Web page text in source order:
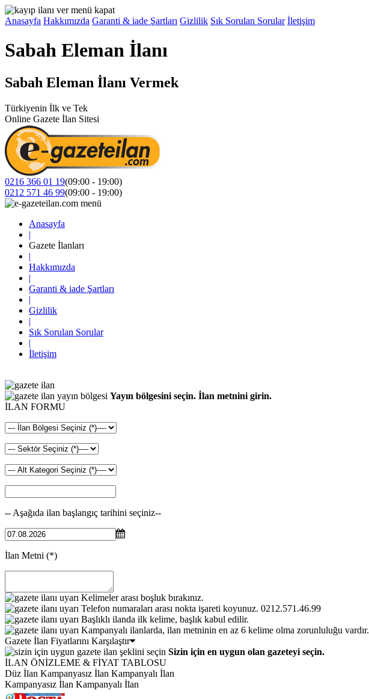
Anasayfa Hakkımızda Garanti & iade Şartları Gizlilik Sık Sorulan Sorular İletişim
Sabah Eleman İlanı
Sabah Eleman İlanı Vermek
Türkiyenin İlk ve Tek
Online Gazete İlan Sitesi
0216 366 01 19(09:00 - 19:00)
0212 571 46 99(09:00 - 19:00)
Anasayfa
|
Gazete İlanları
|
Hakkımızda
|
Garanti & iade Şartları
|
Gizlilik
|
Sık Sorulan Sorular
|
İletişim
Yayın bölgesini seçin. İlan metnini girin.
İLAN FORMU
-- Aşağıda ilan başlangıç tarihini seçiniz--
İlan Metni (*)
Kelimeler arası boşluk bırakınız.
Telefon numaraları arası nokta işareti koyunuz. 0212.571.46.99
Başlıklı ilanda ilk kelime, başlık kabul edilir.
Kampanyalı ilanlarda, ilan metninin en az 6 kelime olma zorunluluğu vardır.
Gazete İlan Fiyatlarını Karşılaştır
Sizin için en uygun olan gazeteyi seçin.
İLAN ÖNİZLEME & FİYAT TABLOSU
Düz İlan Kampanyasız İlan Kampanyalı İlan
Kampanyasız İlan Kampanyalı İlan